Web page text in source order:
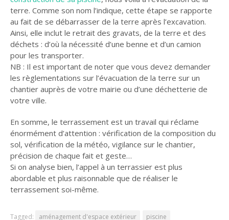
terre. Comme son nom l’indique, cette étape se rapporte
au fait de se débarrasser de la terre après l’excavation.
Ainsi, elle inclut le retrait des gravats, de la terre et des
déchets : d’où la nécessité d’une benne et d’un camion
pour les transporter.
NB : Il est important de noter que vous devez demander
les règlementations sur l’évacuation de la terre sur un
chantier auprès de votre mairie ou d’une déchetterie de
votre ville.
En somme, le terrassement est un travail qui réclame
énormément d’attention : vérification de la composition du
sol, vérification de la météo, vigilance sur le chantier,
précision de chaque fait et geste…
Si on analyse bien, l’appel à un terrassier est plus
abordable et plus raisonnable que de réaliser le
terrassement soi-même.
Tagged: aménagement d'espace extérieur
piscine